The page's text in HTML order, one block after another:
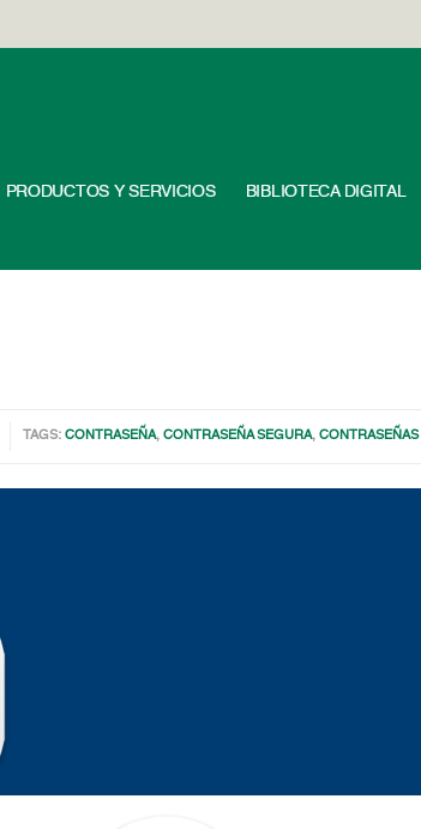
PRODUCTOS Y SERVICIOS BIBLIOTECA DIGITAL
TAGS:CONTRASEÑA,CONTRASEÑA SEGURA,CONTRASEÑAS